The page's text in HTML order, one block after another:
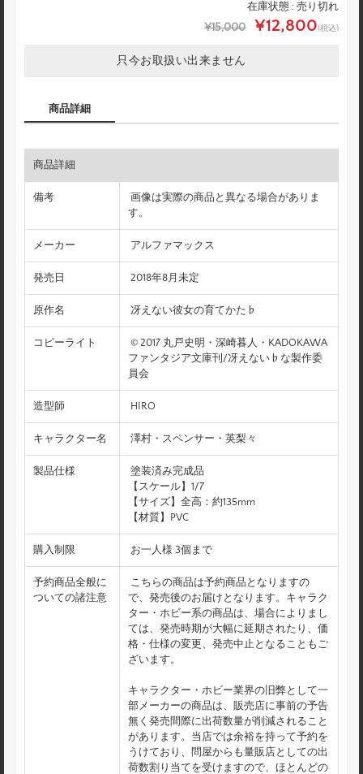
在庫状態 : 売り切れ
¥15,000 ¥12,800(税込)
只今お取扱い出来ません
商品詳細
商品詳細
備考
画像は実際の商品と異なる場合がありま
す。
メーカー アルファマックス
発売日 2018年8月未定
原作名 冴えない彼女の育てかた♭
コピーライト
© 2017 丸戸史明・深崎暮人・KADOKAWA
ファンタジア文庫刊/冴えない♭な製作委
員会
造型師 HIRO
キャラクター名 澤村・スペンサー・英梨々
製品仕様
塗装済み完成品
【スケール】1/7
【サイズ】全高：約135mm
【材質】PVC
購入制限 お一人様 3個まで
予約商品全般に
ついての諸注意
こちらの商品は予約商品となりますの
で、発売後のお届けとなります。キャラク
ター・ホビー系の商品は、場合によりまし
ては、発売時期が大幅に延期されたり、価
格・仕様の変更、発売中止となることもご
ざいます。
キャラクター・ホビー業界の旧弊として一
部メーカーの商品は、販売店に事前の予告
無く発売間際に出荷数量が削減されること
があります。当店では余裕を持って予約を
うけており、問屋からも量販店としての出
荷数割り当てを受けますので、ほとんどの